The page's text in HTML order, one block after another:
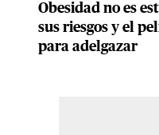
Obesidad no es
sus riesgos y el
para adelgazar